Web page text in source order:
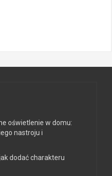
oświetlenie w domu:
nastroju i
dodać charakteru